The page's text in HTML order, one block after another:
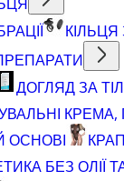
КІЛЬЦЯ
ДОГЛЯД ЗА
КРЕМА,
ОСНОВІ
БЕЗ ОЛІЇ